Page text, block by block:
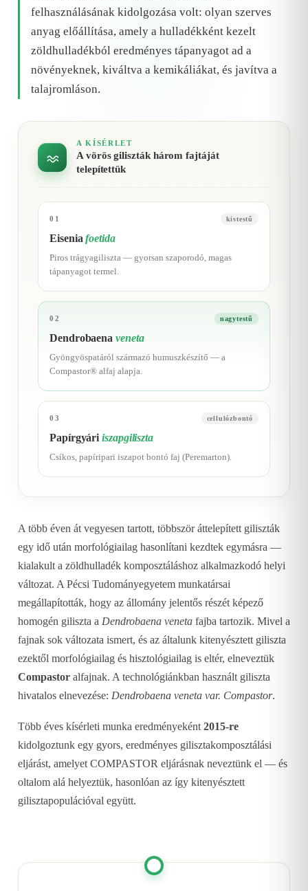
felhasználásának kidolgozása volt: olyan szerves
anyag előállítása, amely a hulladékként kezelt
zöldhulladékból eredményes tápanyagot ad a
növényeknek, kiváltva a kemikáliákat, és javítva a
talajromláson.
A KÍSÉRLET
A vörös giliszták három fajtáját
telepítettük
01 kistestű
Eiseniafoetida
Piros trágyagiliszta — gyorsan szaporodó, magas
tápanyagot termel.
02 nagytestű
Dendrobaenaveneta
Gyöngyöspatáról származó humuszkészítő — a
Compastor® alfaj alapja.
03 cellulózbontó
Papírgyáriiszapgiliszta
Csíkos, papíripari iszapot bontó faj (Peremarton).
A több éven át vegyesen tartott, többször áttelepített giliszták
egy idő után morfológiailag hasonlítani kezdtek egymásra —
kialakult a zöldhulladék komposztáláshoz alkalmazkodó helyi
változat. A Pécsi Tudományegyetem munkatársai
megállapították, hogy az állomány jelentős részét képező
homogén giliszta a Dendrobaena veneta fajba tartozik. Mivel a
fajnak sok változata ismert, és az általunk kitenyésztett giliszta
ezektől morfológiailag és hisztológiailag is eltér, elneveztük
Compastor alfajnak. A technológiánkban használt giliszta
hivatalos elnevezése: Dendrobaena veneta var. Compastor.
Több éves kísérleti munka eredményeként 2015-re
kidolgoztunk egy gyors, eredményes gilisztakomposztálási
eljárást, amelyet COMPASTOR eljárásnak neveztünk el — és
oltalom alá helyeztük, hasonlóan az így kitenyésztett
gilisztapopulációval együtt.